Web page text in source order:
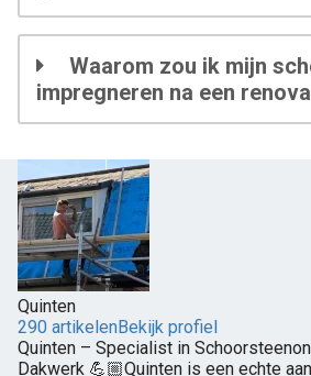
Waarom zou ik mijn
impregneren na een
Quinten
290 artikelenBekijk profiel
Quinten – Specialist in
Dakwerk 💪🏼Quinten is een echte